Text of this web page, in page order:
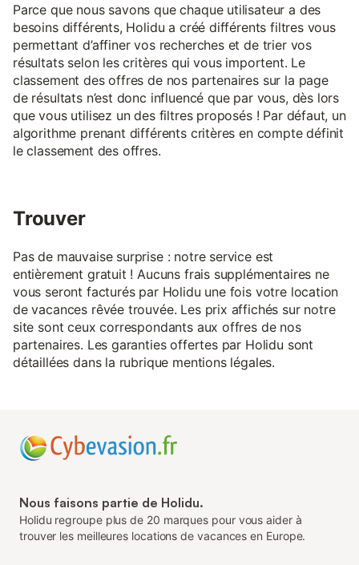
Parce que nous savons que chaque utilisateur a des
besoins différents, Holidu a créé différents filtres vous
permettant d’affiner vos recherches et de trier vos
résultats selon les critères qui vous importent. Le
classement des offres de nos partenaires sur la page
de résultats n’est donc influencé que par vous, dès lors
que vous utilisez un des filtres proposés ! Par défaut, un
algorithme prenant différents critères en compte définit
le classement des offres.
Trouver
Pas de mauvaise surprise : notre service est
entièrement gratuit ! Aucuns frais supplémentaires ne
vous seront facturés par Holidu une fois votre location
de vacances rêvée trouvée. Les prix affichés sur notre
site sont ceux correspondants aux offres de nos
partenaires. Les garanties offertes par Holidu sont
détaillées dans la rubrique mentions légales.
Nous faisons partie de Holidu.
Holidu regroupe plus de 20 marques pour vous aider à
trouver les meilleures locations de vacances en Europe.